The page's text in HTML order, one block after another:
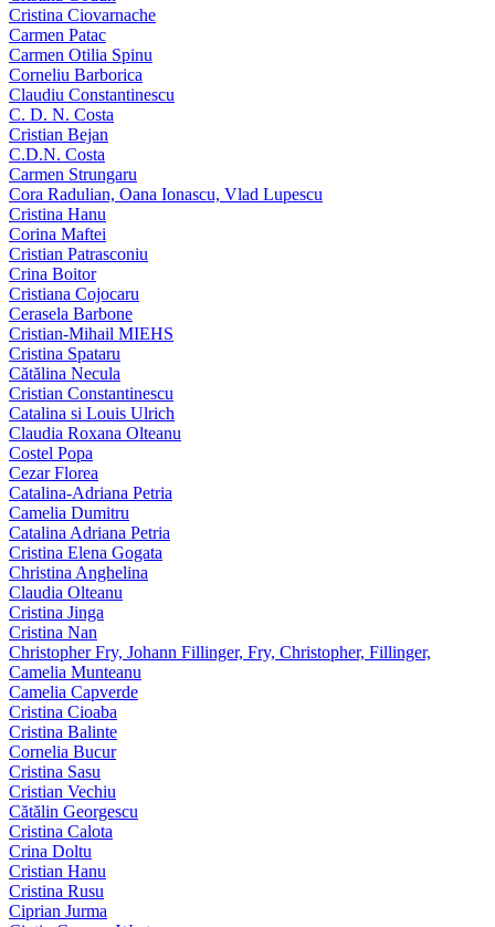
Cristina Ciovarnache
Carmen Patac
Carmen Otilia Spinu
Corneliu Barborica
Claudiu Constantinescu
C. D. N. Costa
Cristian Bejan
C.D.N. Costa
Carmen Strungaru
Cora Radulian, Oana Ionascu, Vlad Lupescu
Cristina Hanu
Corina Maftei
Cristian Patrasconiu
Crina Boitor
Cristiana Cojocaru
Cerasela Barbone
Cristian-Mihail MIEHS
Cristina Spataru
Cătălina Necula
Cristian Constantinescu
Catalina si Louis Ulrich
Claudia Roxana Olteanu
Costel Popa
Cezar Florea
Catalina-Adriana Petria
Camelia Dumitru
Catalina Adriana Petria
Cristina Elena Gogata
Christina Anghelina
Claudia Olteanu
Cristina Jinga
Cristina Nan
Christopher Fry, Johann Fillinger, Fry, Christopher, Fillinger,
Camelia Munteanu
Camelia Capverde
Cristina Cioaba
Cristina Balinte
Cornelia Bucur
Cristina Sasu
Cristian Vechiu
Cătălin Georgescu
Cristina Calota
Crina Doltu
Cristian Hanu
Cristina Rusu
Ciprian Jurma